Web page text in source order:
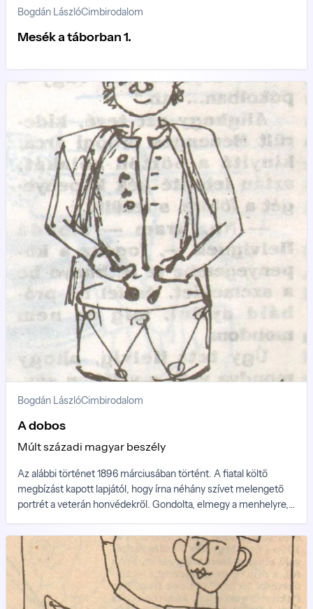
Antinikotinista párt van hatalmon.
Bogdán LászlóCimbirodalom
Mesék a táborban 1.
Bogdán LászlóCimbirodalom
A dobos
Múlt századi magyar beszély
Az alábbi történet 1896 márciusában történt. A fiatal költő
megbízást kapott lapjától, hogy írna néhány szívet melengető
portrét a veterán honvédekről. Gondolta, elmegy a menhelyre,
negyvennyolc-negyvenkilences csatákra